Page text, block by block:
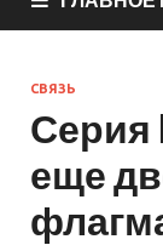
СВЯЗЬ
Серия
еще